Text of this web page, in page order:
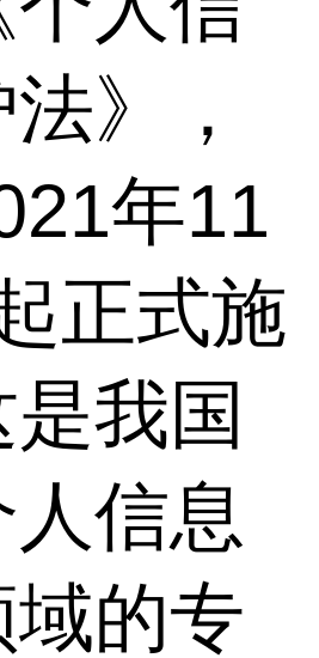
》，
年11
正式施
我国
信息
的专